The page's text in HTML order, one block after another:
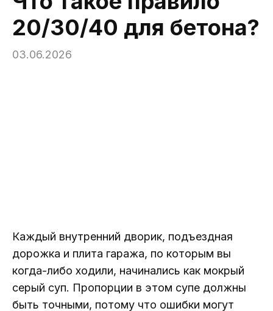
20/30/40 для бетона?
03.06.2026
Каждый внутренний дворик, подъездная
дорожка и плита гаража, по которым вы
когда-либо ходили, начинались как мокрый
серый суп. Пропорции в этом супе должны
быть точными, потому что ошибки могут